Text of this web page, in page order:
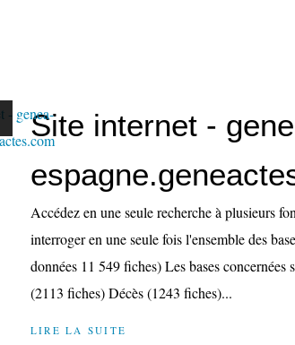
Site internet -
Accédez en une seule recherche à plusieurs
interroger en une seule fois l'ensemble des
données 11 549 fiches) Les bases concernées
(2113 fiches) Décès (1243 fiches)...
LIRE LA SUITE